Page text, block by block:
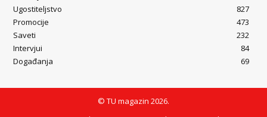
Ugostiteljstvo
827
Promocije
473
Saveti
232
Intervjui
84
Događanja
69
© TU magazin 2026.